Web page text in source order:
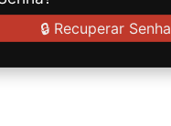
🔒 Recuperar Senha